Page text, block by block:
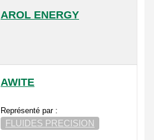
AROL ENERGY
AWITE
Représenté par :
FLUIDES PRECISION